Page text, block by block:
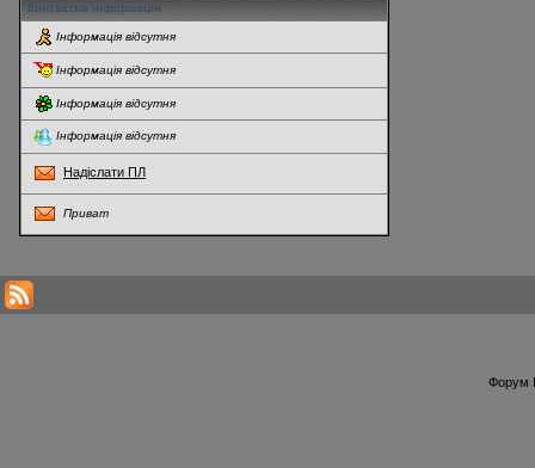
Контактна інформація
Інформація відсутня
Інформація відсутня
Інформація відсутня
Інформація відсутня
Надіслати ПЛ
Приват
Форум